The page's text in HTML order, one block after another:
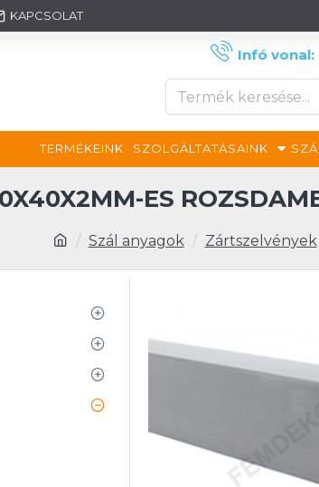
KAPCSOLAT
Infó vonal:
TERMÉKEINK SZOLGÁLTATÁSAINK
Szál anyagok Zártszelvények
ES